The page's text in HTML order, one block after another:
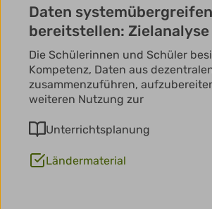
Daten
bereitstellen: Zielanalyse
Die Schülerinnen und Schüler
Kompetenz, Daten aus
zusammenzuführen,
weiteren Nutzung zur
Unterrichtsplanung
Ländermaterial